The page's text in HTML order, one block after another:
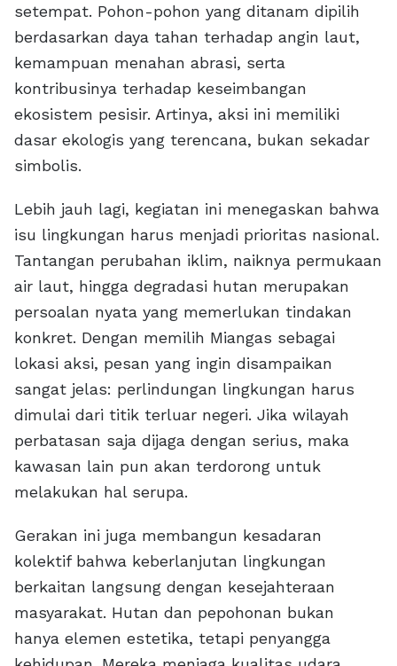
setempat. Pohon-pohon yang ditanam dipilih
berdasarkan daya tahan terhadap angin laut,
kemampuan menahan abrasi, serta
kontribusinya terhadap keseimbangan
ekosistem pesisir. Artinya, aksi ini memiliki
dasar ekologis yang terencana, bukan sekadar
simbolis.
Lebih jauh lagi, kegiatan ini menegaskan bahwa
isu lingkungan harus menjadi prioritas nasional.
Tantangan perubahan iklim, naiknya permukaan
air laut, hingga degradasi hutan merupakan
persoalan nyata yang memerlukan tindakan
konkret. Dengan memilih Miangas sebagai
lokasi aksi, pesan yang ingin disampaikan
sangat jelas: perlindungan lingkungan harus
dimulai dari titik terluar negeri. Jika wilayah
perbatasan saja dijaga dengan serius, maka
kawasan lain pun akan terdorong untuk
melakukan hal serupa.
Gerakan ini juga membangun kesadaran
kolektif bahwa keberlanjutan lingkungan
berkaitan langsung dengan kesejahteraan
masyarakat. Hutan dan pepohonan bukan
hanya elemen estetika, tetapi penyangga